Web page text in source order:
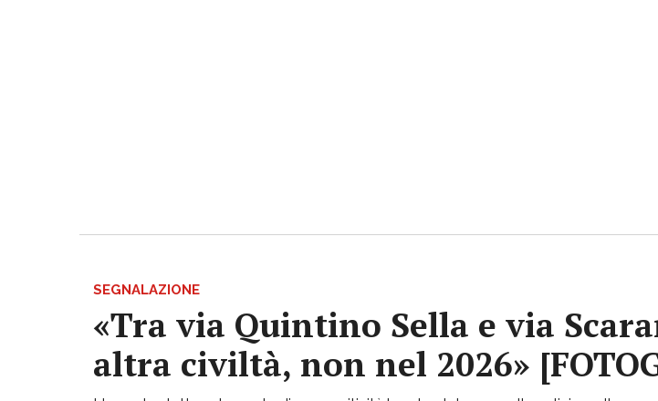
SEGNALAZIONE
«Tra via Quintino Sella e via
altra civiltà, non nel 2026»